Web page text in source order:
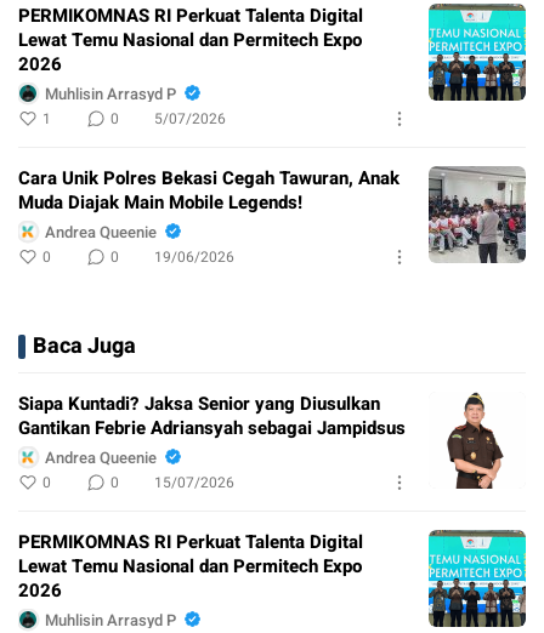
PERMIKOMNAS RI Perkuat Talenta Digital
Lewat Temu Nasional dan Permitech Expo
2026
Muhlisin Arrasyd P
1 0 5/07/2026
Cara Unik Polres Bekasi Cegah Tawuran, Anak
Muda Diajak Main Mobile Legends!
Andrea Queenie
0 0 19/06/2026
Baca Juga
Siapa Kuntadi? Jaksa Senior yang Diusulkan
Gantikan Febrie Adriansyah sebagai Jampidsus
Andrea Queenie
0 0 15/07/2026
PERMIKOMNAS RI Perkuat Talenta Digital
Lewat Temu Nasional dan Permitech Expo
2026
Muhlisin Arrasyd P